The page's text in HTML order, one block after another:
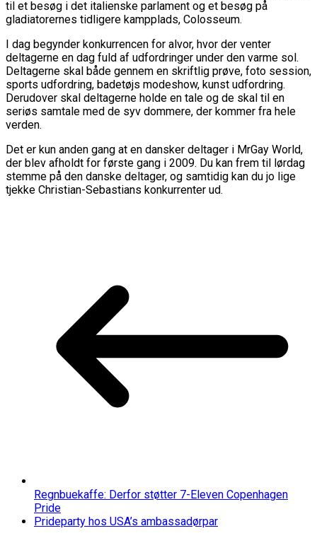
til et besøg i det italienske parlament og et besøg på
gladiatorernes tidligere kampplads, Colosseum.
I dag begynder konkurrencen for alvor, hvor der venter
deltagerne en dag fuld af udfordringer under den varme sol.
Deltagerne skal både gennem en skriftlig prøve, foto session,
sports udfordring, badetøjs modeshow, kunst udfordring.
Derudover skal deltagerne holde en tale og de skal til en
seriøs samtale med de syv dommere, der kommer fra hele
verden.
Det er kun anden gang at en dansker deltager i MrGay World,
der blev afholdt for første gang i 2009. Du kan frem til lørdag
stemme på den danske deltager, og samtidig kan du jo lige
tjekke Christian-Sebastians konkurrenter ud.
Regnbuekaffe: Derfor støtter 7-Eleven Copenhagen
Pride
Prideparty hos USA’s ambassadørpar